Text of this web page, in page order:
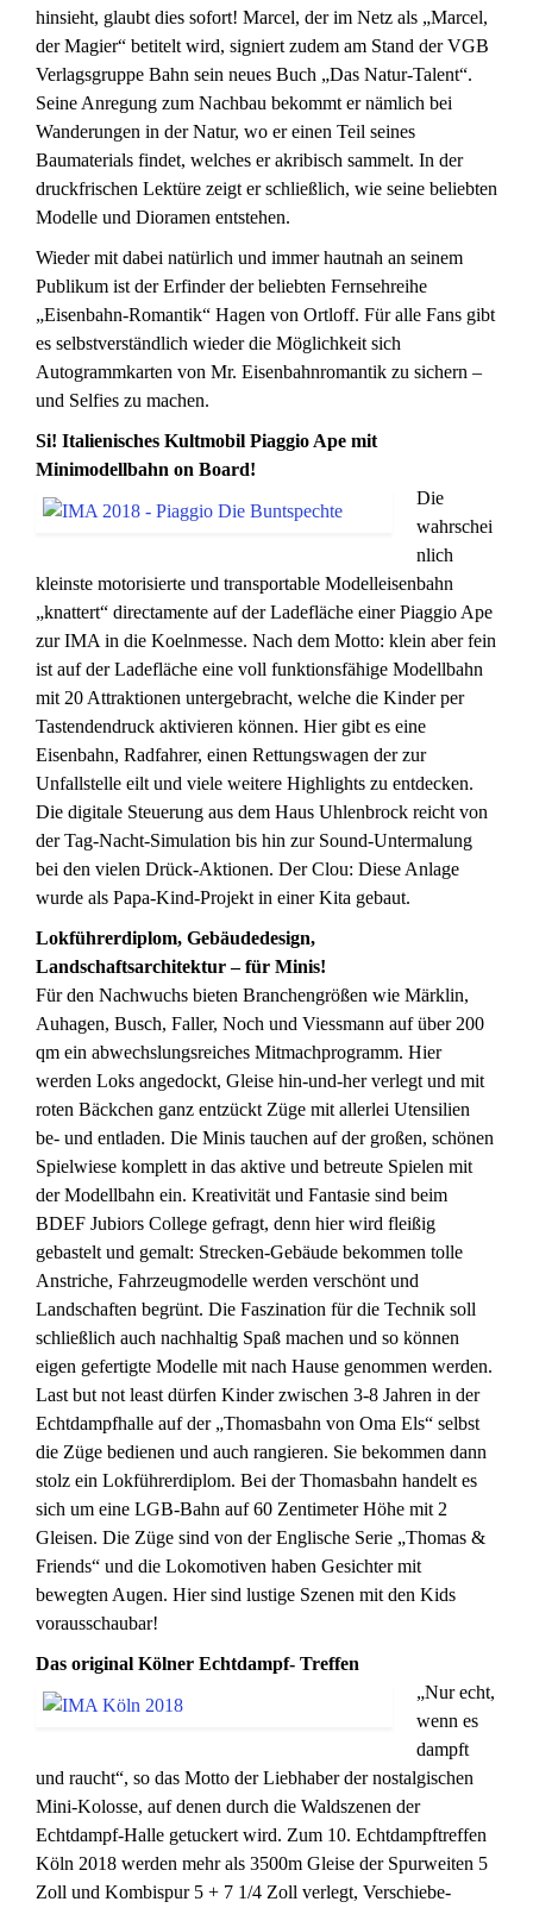
hinsieht, glaubt dies sofort! Marcel, der im Netz als „Marcel,
der Magier“ betitelt wird, signiert zudem am Stand der VGB
Verlagsgruppe Bahn sein neues Buch „Das Natur-Talent“.
Seine Anregung zum Nachbau bekommt er nämlich bei
Wanderungen in der Natur, wo er einen Teil seines
Baumaterials findet, welches er akribisch sammelt. In der
druckfrischen Lektüre zeigt er schließlich, wie seine beliebten
Modelle und Dioramen entstehen.
Wieder mit dabei natürlich und immer hautnah an seinem
Publikum ist der Erfinder der beliebten Fernsehreihe
„Eisenbahn-Romantik“ Hagen von Ortloff. Für alle Fans gibt
es selbstverständlich wieder die Möglichkeit sich
Autogrammkarten von Mr. Eisenbahnromantik zu sichern –
und Selfies zu machen.
Si! Italienisches Kultmobil Piaggio Ape mit
Minimodellbahn on Board!
Die
wahrschei
nlich
kleinste motorisierte und transportable Modelleisenbahn
„knattert“ directamente auf der Ladefläche einer Piaggio Ape
zur IMA in die Koelnmesse. Nach dem Motto: klein aber fein
ist auf der Ladefläche eine voll funktionsfähige Modellbahn
mit 20 Attraktionen untergebracht, welche die Kinder per
Tastendendruck aktivieren können. Hier gibt es eine
Eisenbahn, Radfahrer, einen Rettungswagen der zur
Unfallstelle eilt und viele weitere Highlights zu entdecken.
Die digitale Steuerung aus dem Haus Uhlenbrock reicht von
der Tag-Nacht-Simulation bis hin zur Sound-Untermalung
bei den vielen Drück-Aktionen. Der Clou: Diese Anlage
wurde als Papa-Kind-Projekt in einer Kita gebaut.
Lokführerdiplom, Gebäudedesign,
Landschaftsarchitektur – für Minis!
Für den Nachwuchs bieten Branchengrößen wie Märklin,
Auhagen, Busch, Faller, Noch und Viessmann auf über 200
qm ein abwechslungsreiches Mitmachprogramm. Hier
werden Loks angedockt, Gleise hin-und-her verlegt und mit
roten Bäckchen ganz entzückt Züge mit allerlei Utensilien
be- und entladen. Die Minis tauchen auf der großen, schönen
Spielwiese komplett in das aktive und betreute Spielen mit
der Modellbahn ein. Kreativität und Fantasie sind beim
BDEF Jubiors College gefragt, denn hier wird fleißig
gebastelt und gemalt: Strecken-Gebäude bekommen tolle
Anstriche, Fahrzeugmodelle werden verschönt und
Landschaften begrünt. Die Faszination für die Technik soll
schließlich auch nachhaltig Spaß machen und so können
eigen gefertigte Modelle mit nach Hause genommen werden.
Last but not least dürfen Kinder zwischen 3-8 Jahren in der
Echtdampfhalle auf der „Thomasbahn von Oma Els“ selbst
die Züge bedienen und auch rangieren. Sie bekommen dann
stolz ein Lokführerdiplom. Bei der Thomasbahn handelt es
sich um eine LGB-Bahn auf 60 Zentimeter Höhe mit 2
Gleisen. Die Züge sind von der Englische Serie „Thomas &
Friends“ und die Lokomotiven haben Gesichter mit
bewegten Augen. Hier sind lustige Szenen mit den Kids
vorausschaubar!
Das original Kölner Echtdampf- Treffen
„Nur echt,
wenn es
dampft
und raucht“, so das Motto der Liebhaber der nostalgischen
Mini-Kolosse, auf denen durch die Waldszenen der
Echtdampf-Halle getuckert wird. Zum 10. Echtdampftreffen
Köln 2018 werden mehr als 3500m Gleise der Spurweiten 5
Zoll und Kombispur 5 + 7 1/4 Zoll verlegt, Verschiebe-